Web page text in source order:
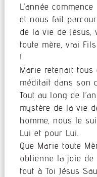
L’année
et nous fait
de la vie de Jésus,
toute mère, vrai
!
Marie retenait tous
méditait dans son
Tout au long de
mystère de la vie
homme, nous le
Lui et pour Lui.
Que Marie toute
obtienne la joie de
tout à Toi Jésus